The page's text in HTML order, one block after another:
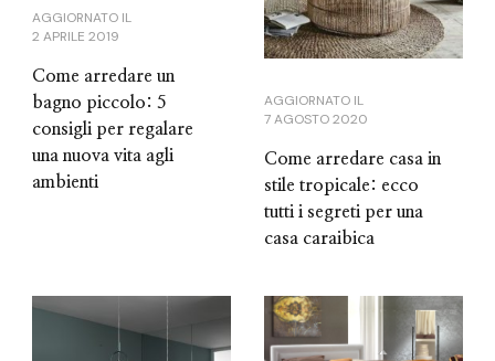
AGGIORNATO IL
2 APRILE 2019
Come arredare un
bagno piccolo: 5
consigli per regalare
una nuova vita agli
ambienti
AGGIORNATO IL
7 AGOSTO 2020
Come arredare casa in
stile tropicale: ecco
tutti i segreti per una
casa caraibica